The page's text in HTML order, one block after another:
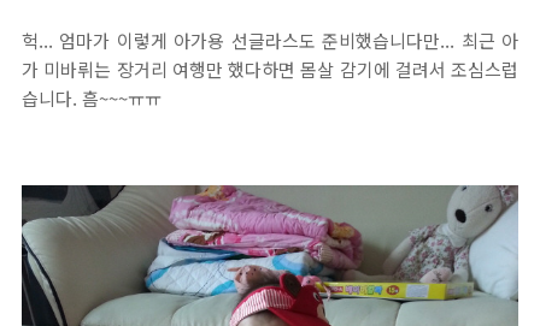
헉... 엄마가 이렇게 아가용 선글라스도 준비했습니다만... 최근 아
가 미바뤼는 장거리 여행만 했다하면 몸살 감기에 걸려서 조심스럽
습니다. 흠~~~ㅠㅠ